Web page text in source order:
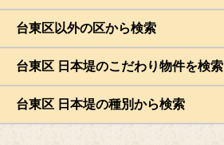
台東区以外の区から検索
台東区 日本堤のこだわり物件を検索
台東区 日本堤の種別から検索